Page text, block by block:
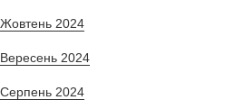
Жовтень 2024
Вересень 2024
Серпень 2024